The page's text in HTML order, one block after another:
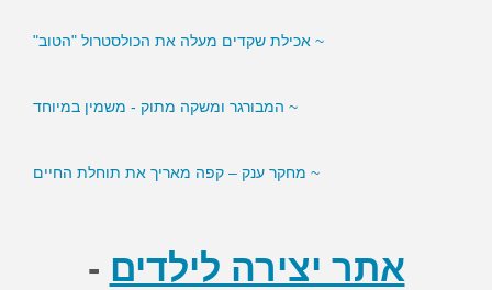
~ אכילת שקדים מעלה את הכולסטרול "הטוב"
~ מחקר ענק – קפה מאריך את תוחלת החיים
אתר יצירה לילדים -